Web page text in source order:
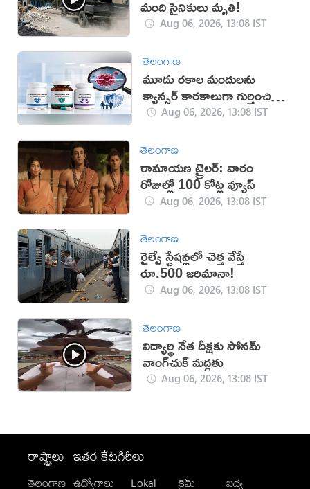
మంది సైనికులు మృతి!
Aug 06, 2026, 13:08 IST
తెలంగాణ
మూడు రకాల మందులను
క్యాన్సర్ కారకాలుగా గుర్తించిన
WHOAug 06, 2026, 13:08 IST
తెలంగాణ
రామాయణ ట్రైలర్: వారం
రోజుల్లో 100 కోట్ల వ్యూస్
Aug 06, 2026, 13:08 IST
తెలంగాణ
రైల్వే స్టేషన్లలో చెత్త వేస్తే
రూ.500 జరిమానా!
Aug 06, 2026, 13:08 IST
తెలంగాణ
విద్యార్థి నేత దీక్షకు సోనమ్
వాంగ్‌చుక్ మద్దతు
Aug 06, 2026, 13:08 IST
రాష్ట్రాలు
తెలంగాణ
ఇతర కేటగిరీలు
ఉద్యోగాలు
Lokal
క్రైమ్
విద్య